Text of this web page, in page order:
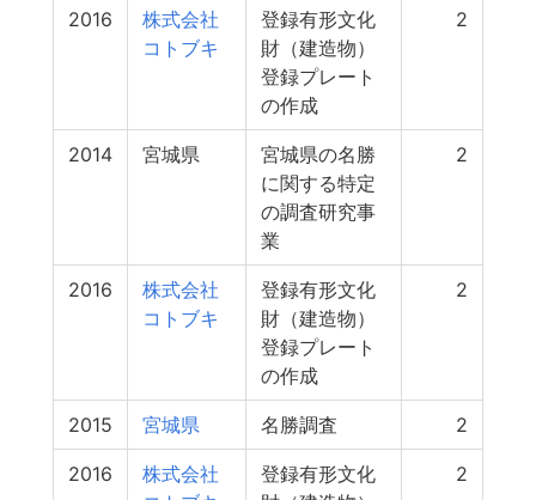
2016
株式会社
コトブキ
登録有形文化
財（建造物）
登録プレート
の作成
2
2014 宮城県
宮城県の名勝
に関する特定
の調査研究事
業
2
2016
株式会社
コトブキ
登録有形文化
財（建造物）
登録プレート
の作成
2
2015 宮城県 名勝調査 2
2016
株式会社
登録有形文化
2